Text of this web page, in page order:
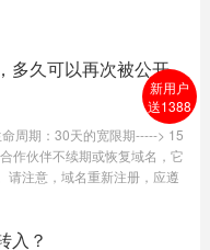
多久可以再次被公开
周期：30天的宽限期-----> 15
作伙伴不续期或恢复域名，它
请注意，域名重新注册，应遵
入？
新用户
送1388